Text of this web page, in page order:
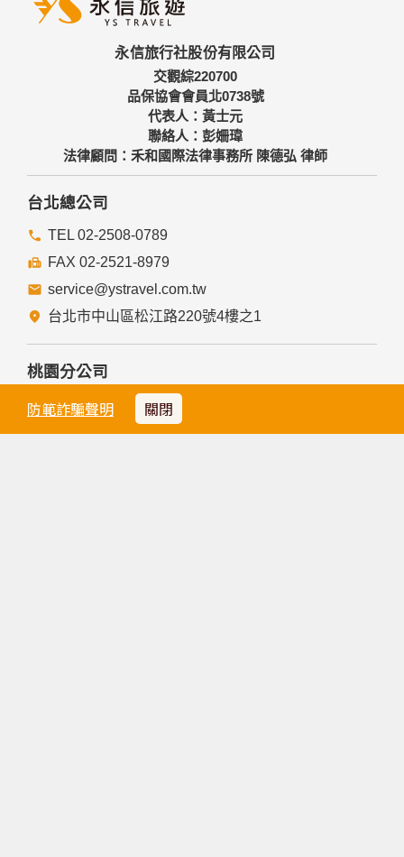
防範詐騙聲明 關閉
永信旅行社股份有限公司
交觀綜220700
品保協會會員北0738號
代表人：黃士元
聯絡人：彭姍瑋
法律顧問：禾和國際法律事務所 陳德弘 律師
台北總公司
TEL 02-2508-0789
FAX 02-2521-8979
service@ystravel.com.tw
台北市中山區松江路220號4樓之1
桃園分公司
TEL 03-286-3899
FAX 03-216-1399